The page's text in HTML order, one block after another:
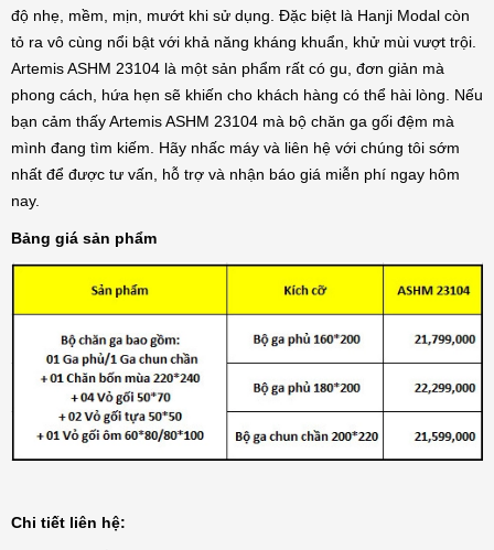
độ nhẹ, mềm, mịn, mướt khi sử dụng. Đặc biệt là Hanji Modal còn
tỏ ra vô cùng nổi bật với khả năng kháng khuẩn, khử mùi vượt trội.
Artemis ASHM 23104 là một sản phẩm rất có gu, đơn giản mà
phong cách, hứa hẹn sẽ khiến cho khách hàng có thể hài lòng. Nếu
bạn cảm thấy Artemis ASHM 23104 mà bộ chăn ga gối đệm mà
mình đang tìm kiếm. Hãy nhấc máy và liên hệ với chúng tôi sớm
nhất để được tư vấn, hỗ trợ và nhận báo giá miễn phí ngay hôm
nay.
Bảng giá sản phẩm
Chi tiết liên hệ:
Đệm bông ép Artemis
6.200.000₫
Đệm bông ép Everon